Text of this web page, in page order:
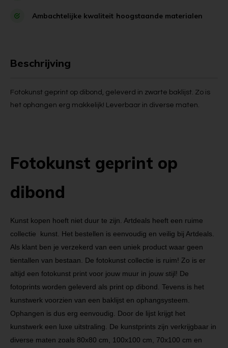
Ambachtelijke kwaliteit hoogstaande materialen
Beschrijving
Fotokunst geprint op dibond, geleverd in zwarte baklijst. Zo is
het ophangen erg makkelijk! Leverbaar in diverse maten.
Fotokunst geprint op
dibond
Kunst kopen hoeft niet duur te zijn. Artdeals heeft een ruime
collectie kunst. Het bestellen is eenvoudig en veilig bij Artdeals.
Als klant ben je verzekerd van een uniek product waar geen
tientallen van bestaan. De fotokunst collectie is ruim! Zo is er
altijd een fotokunst print voor jouw muur in jouw stijl! De
fotoprints worden geleverd als print op dibond. Tevens is het
kunstwerk voorzien van een baklijst en ophangsysteem.
Ophangen is dus erg eenvoudig. Door de lijst krijgt het
kunstwerk een luxe uitstraling. De kunstprints zijn verkrijgbaar in
diverse maten zoals 80x80 cm, 100x100 cm, 70x100 cm en